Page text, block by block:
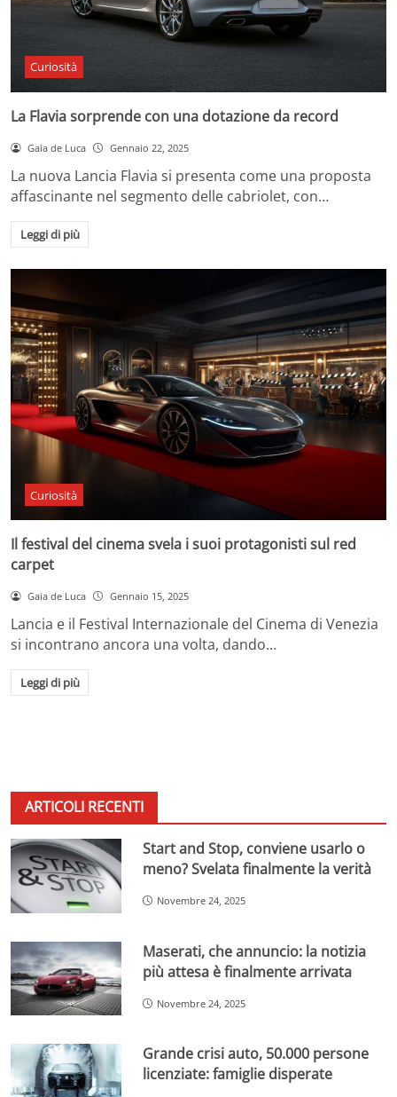
Curiosità
La Flavia sorprende con una dotazione da record
Gaia de Luca Gennaio 22, 2025
La nuova Lancia Flavia si presenta come una proposta
affascinante nel segmento delle cabriolet, con…
Leggi di più
Curiosità
Il festival del cinema svela i suoi protagonisti sul red
carpet
Gaia de Luca Gennaio 15, 2025
Lancia e il Festival Internazionale del Cinema di Venezia
si incontrano ancora una volta, dando…
Leggi di più
ARTICOLI RECENTI
Start and Stop, conviene usarlo o
meno? Svelata finalmente la verità
Novembre 24, 2025
Maserati, che annuncio: la notizia
più attesa è finalmente arrivata
Novembre 24, 2025
Grande crisi auto, 50.000 persone
licenziate: famiglie disperate